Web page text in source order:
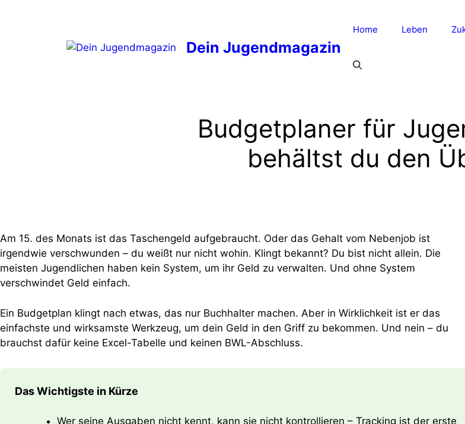
Dein Jugendmagazin
Home Leben
Budgetplaner für
behältst du den
Am 15. des Monats ist das Taschengeld aufgebraucht. Oder das Gehalt vom Nebenjob ist
irgendwie verschwunden – du weißt nur nicht wohin. Klingt bekannt? Du bist nicht allein. Die
meisten Jugendlichen haben kein System, um ihr Geld zu verwalten. Und ohne System
verschwindet Geld einfach.
Ein Budgetplan klingt nach etwas, das nur Buchhalter machen. Aber in Wirklichkeit ist er das
einfachste und wirksamste Werkzeug, um dein Geld in den Griff zu bekommen. Und nein – du
brauchst dafür keine Excel-Tabelle und keinen BWL-Abschluss.
Das Wichtigste in Kürze
Wer seine Ausgaben nicht kennt, kann sie nicht kontrollieren – Tracking ist der erste